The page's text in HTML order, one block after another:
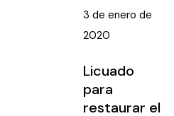
3 de enero de
2020
Licuado
para
restaurar el